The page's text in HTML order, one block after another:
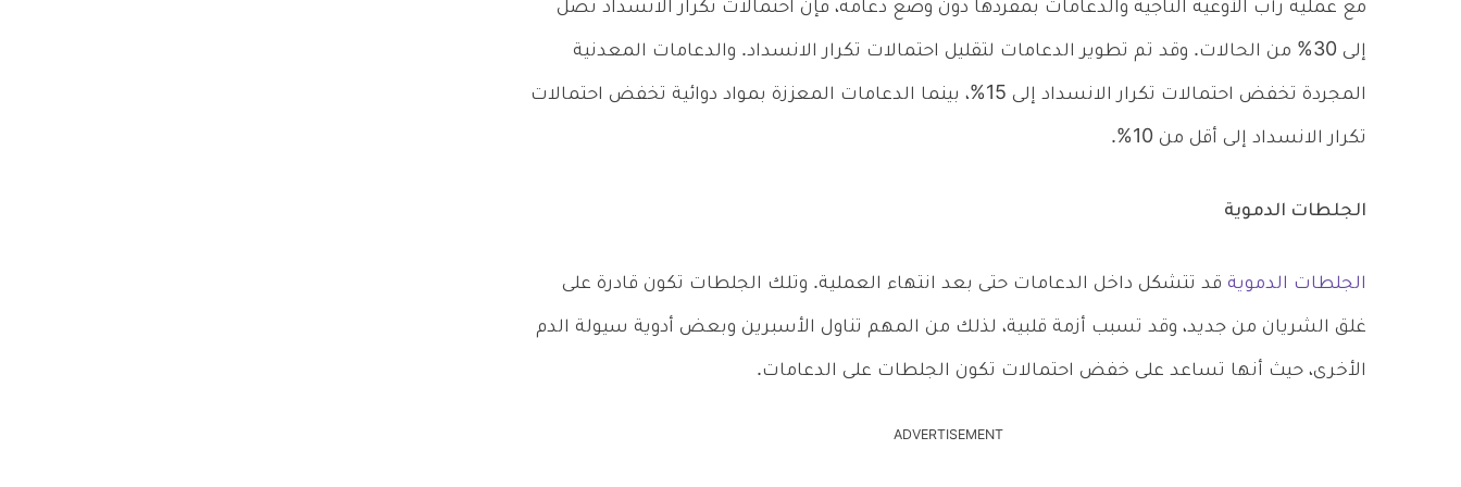
مع عملية رأب الأوعية التاجية والدعامات بمفردها دون وضع دعامة، فإن احتمالات تكرار الانسداد تصل
إلى 30% من الحالات. وقد تم تطوير الدعامات لتقليل احتمالات تكرار الانسداد. والدعامات المعدنية
المجردة تخفض احتمالات تكرار الانسداد إلى 15%، بينما الدعامات المعززة بمواد دوائية تخفض احتمالات
تكرار الانسداد إلى أقل من 10%.
الجلطات الدموية
الجلطات الدموية قد تتشكل داخل الدعامات حتى بعد انتهاء العملية. وتلك الجلطات تكون قادرة على
غلق الشريان من جديد، وقد تسبب أزمة قلبية، لذلك من المهم تناول الأسبرين وبعض أدوية سيولة الدم
الأخرى، حيث أنها تساعد على خفض احتمالات تكون الجلطات على الدعامات.
ADVERTISEMENT